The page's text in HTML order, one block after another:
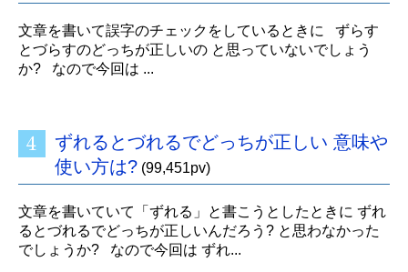
文章を書いて誤字のチェックをしているときに ずらす
とづらすのどっちが正しいの と思っていないでしょう
か? なので今回は ...
ずれるとづれるでどっちが正しい 意味や
使い方は? (99,451pv)
文章を書いていて「ずれる」と書こうとしたときに ずれ
るとづれるでどっちが正しいんだろう? と思わなかった
でしょうか? なので今回は ずれ...